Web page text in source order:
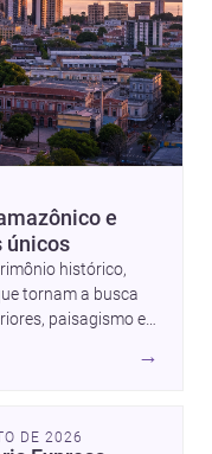
e
únicos
histórico,
tornam a busca
paisagismo e
→
DE 2026